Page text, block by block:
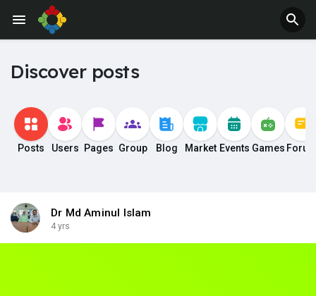
Discover posts
Posts Users Pages Group Blog Market Events Games
Dr Md Aminul Islam
4 yrs